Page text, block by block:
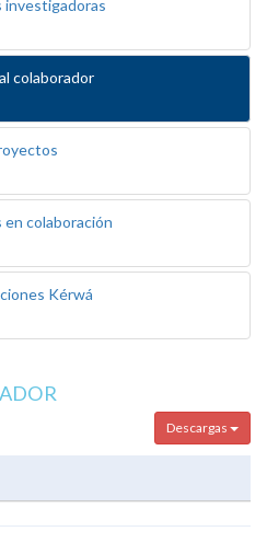
investigadoras
colaborador
colaboración
Kérwá
Descargas